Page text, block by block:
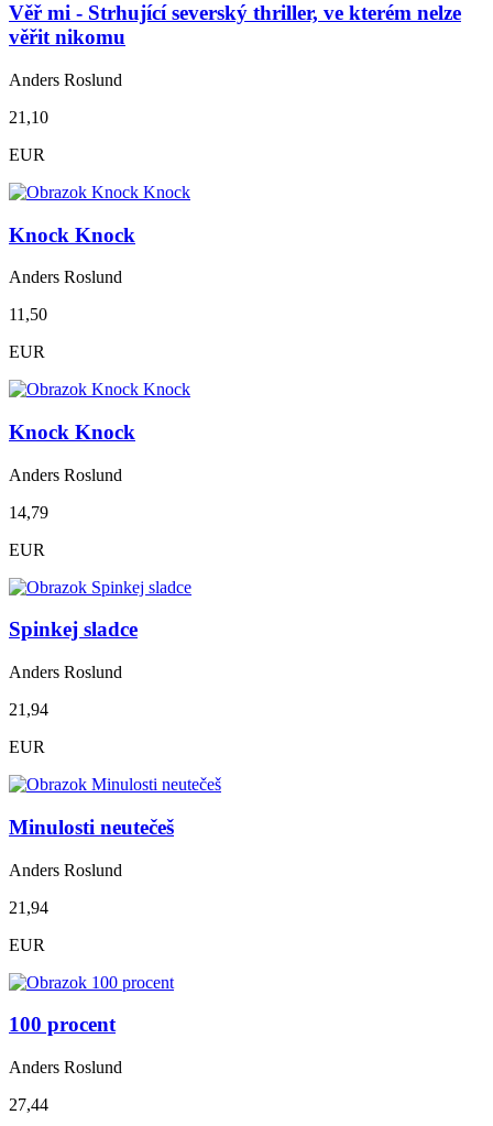
Věř mi - Strhující severský thriller, ve kterém nelze
věřit nikomu
Anders Roslund
21,10
EUR
Knock Knock
Anders Roslund
11,50
EUR
Knock Knock
Anders Roslund
14,79
EUR
Spinkej sladce
Anders Roslund
21,94
EUR
Minulosti neutečeš
Anders Roslund
21,94
EUR
100 procent
Anders Roslund
27,44